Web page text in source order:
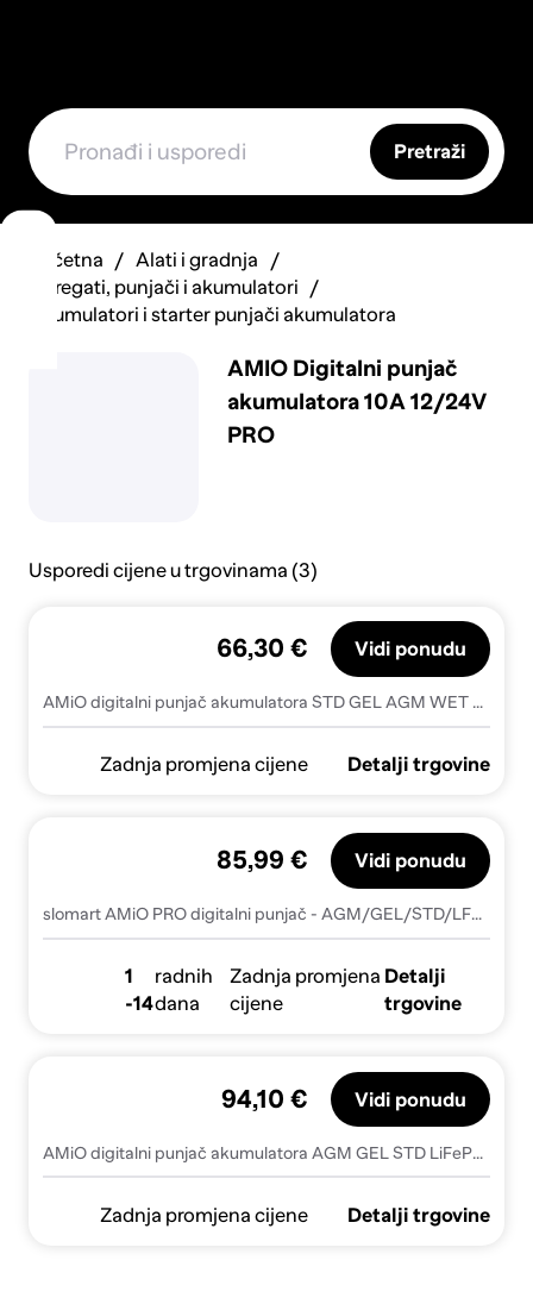
Pretraži
Početna
Alati i gradnja
Agregati, punjači i akumulatori
Akumulatori i starter punjači akumulatora
AMIO Digitalni punjač
akumulatora 10A 12/24V
PRO
Usporedi cijene u trgovinama (3)
AMiO digitalni punjač akumulatora STD GEL AGM WET MAX 10A 12/24V AMIO-04525AMiO Digital battery charger STD GEL AGM WET MAX 10A 12/24V AMIO-04525
66,30 € Vidi ponudu
Zadnja promjena cijene Detalji trgovine
slomart AMiO PRO digitalni punjač - AGM/GEL/STD/LFP, 10A, 12V/24V
85,99 € Vidi ponudu
1
-14
radnih
dana
Zadnja promjena
cijene
Detalji
trgovine
AMiO digitalni punjač akumulatora AGM GEL STD LiFePo4 MAX 10A 12/24V PRO AMIO-04528AMiO Digital battery charger AGM GEL STD LiFePo4 MAX 10A 12/24V PRO
94,10 € Vidi ponudu
Zadnja promjena cijene Detalji trgovine